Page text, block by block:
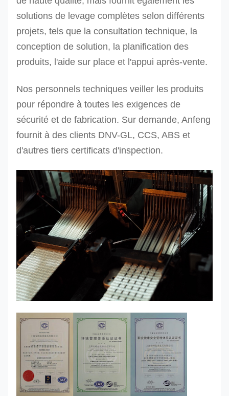
solutions de levage complètes selon différents
projets, tels que la consultation technique, la
conception de solution, la planification des
produits, l'aide sur place et l'appui après-vente.
Nos personnels techniques veiller les produits
pour répondre à toutes les exigences de
sécurité et de fabrication. Sur demande, Anfeng
fournit à des clients DNV-GL, CCS, ABS et
d'autres tiers certificats d'inspection.